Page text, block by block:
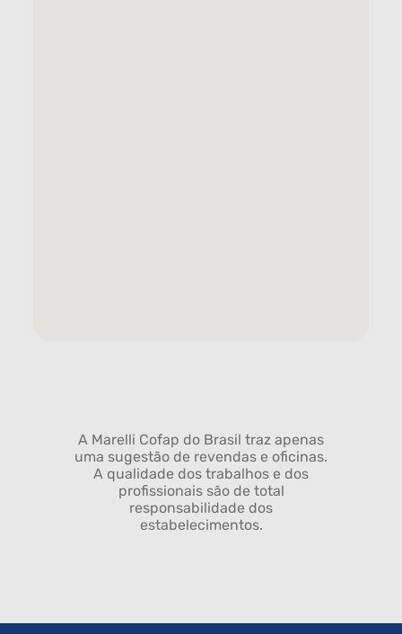
A Marelli Cofap do Brasil traz apenas
uma sugestão de revendas e oficinas.
A qualidade dos trabalhos e dos
profissionais são de total
responsabilidade dos
estabelecimentos.